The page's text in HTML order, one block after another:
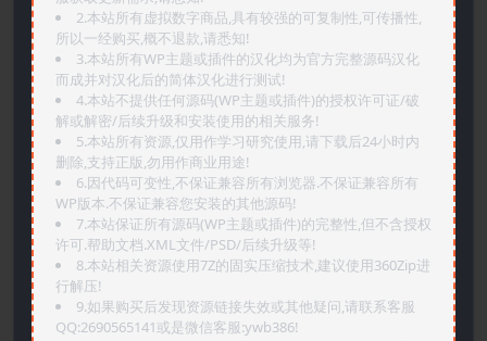
2.本站所有虚拟数字商品,具有较强的可复制性,可传播性,
所以一经购买,概不退款,请悉知!
3.本站所有WP主题或插件的汉化均为官方完整源码汉化
而成并对汉化后的简体汉化进行测试!
4.本站不提供任何源码(WP主题或插件)的授权许可证/破
解或解密/后续升级和安装使用的相关服务!
5.本站所有资源,仅用作学习研究使用,请下载后24小时内
删除,支持正版,勿用作商业用途!
6.因代码可变性,不保证兼容所有浏览器.不保证兼容所有
WP版本.不保证兼容您安装的其他源码!
7.本站保证所有源码(WP主题或插件)的完整性,但不含授权
许可.帮助文档.XML文件/PSD/后续升级等!
8.本站相关资源使用7Z的固实压缩技术,建议使用360Zip进
行解压!
9.如果购买后发现资源链接失效或其他疑问,请联系客服
QQ:2690565141或是微信客服:ywb386!